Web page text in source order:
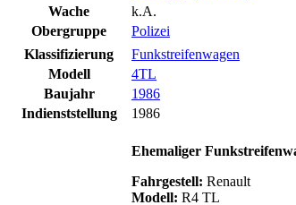
Wache
k.A.
Obergruppe
Polizei
Klassifizierung
Funkstreifenwagen
Modell
4TL
Baujahr
1986
Indienststellung
1986
Ehemaliger
Fahrgestell: Renault
Modell: R4 TL